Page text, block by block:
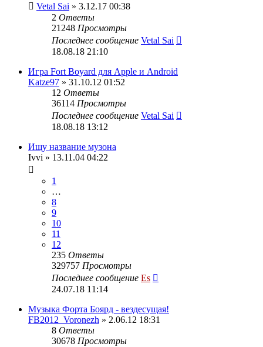
Vetal Sai » 3.12.17 00:38
2 Ответы
21248 Просмотры
Последнее сообщение Vetal Sai
18.08.18 21:10
Игра Fort Boyard для Apple и Android
Katze97 » 31.10.12 01:52
12 Ответы
36114 Просмотры
Последнее сообщение Vetal Sai
18.08.18 13:12
Ищу название музона
Ivvi » 13.11.04 04:22
1
…
8
9
10
11
12
235 Ответы
329757 Просмотры
Последнее сообщение Es
24.07.18 11:14
Музыка Форта Боярд - вездесущая!
FB2012_Voronezh » 2.06.12 18:31
8 Ответы
30678 Просмотры